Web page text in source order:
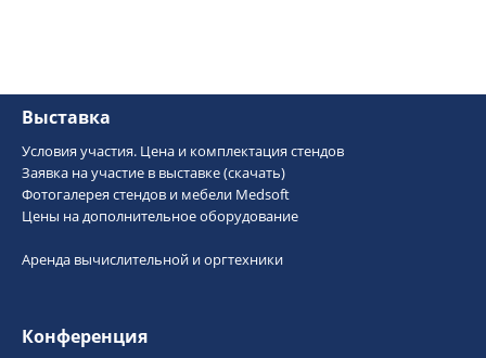
Выставка
Условия участия. Цена и комплектация стендов
Заявка на участие в выставке (скачать)
Фотогалерея стендов и мебели Medsoft
Цены на дополнительное оборудование
Аренда вычислительной и оргтехники
Конференция